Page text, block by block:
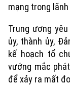
mạng trong
Trung ương
ủy, thành ủy,
kế hoạch tổ
vướng mắc
để xảy ra mất